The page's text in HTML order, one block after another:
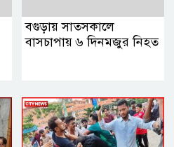
বগুড়ায় সাতসকালে
বাসচাপায় ৬ দিনমজুর নিহত